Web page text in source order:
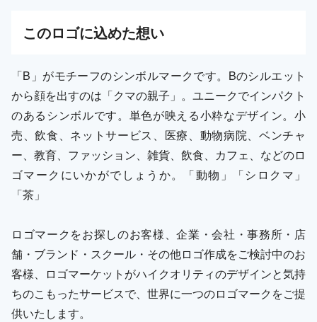
このロゴに込めた想い
「B」がモチーフのシンボルマークです。Bのシルエット
から顔を出すのは「クマの親子」。ユニークでインパクト
のあるシンボルです。単色が映える小粋なデザイン。小
売、飲食、ネットサービス、医療、動物病院、ベンチャ
ー、教育、ファッション、雑貨、飲食、カフェ、などのロ
ゴマークにいかがでしょうか。「動物」「シロクマ」
「茶」
ロゴマークをお探しのお客様、企業・会社・事務所・店
舗・ブランド・スクール・その他ロゴ作成をご検討中のお
客様、ロゴマーケットがハイクオリティのデザインと気持
ちのこもったサービスで、世界に一つのロゴマークをご提
供いたします。